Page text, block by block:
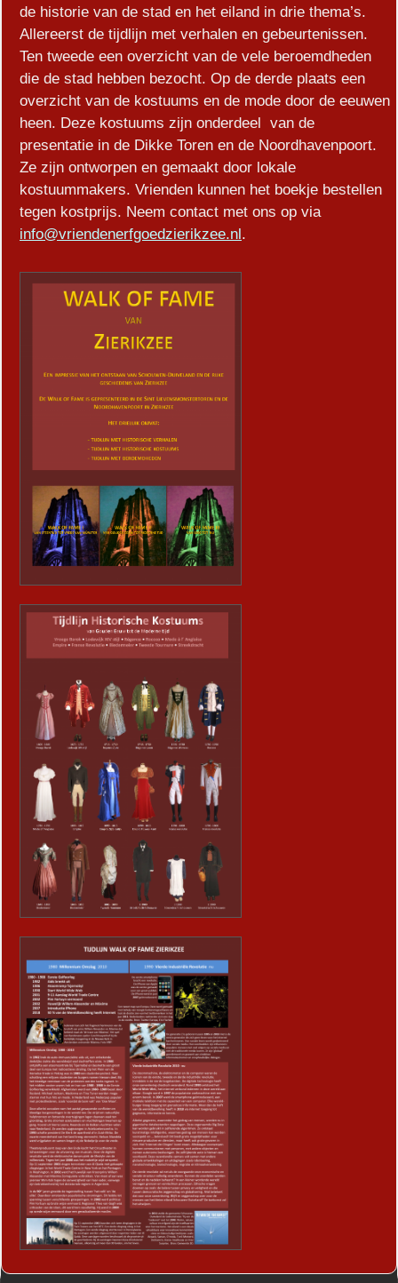
de historie van de stad en het eiland in drie thema’s.
Allereerst de tijdlijn met verhalen en gebeurtenissen.
Ten tweede een overzicht van de vele beroemdheden
die de stad hebben bezocht. Op de derde plaats een
overzicht van de kostuums en de mode door de eeuwen
heen. Deze kostuums zijn onderdeel van de
presentatie in de Dikke Toren en de Noordhavenpoort.
Ze zijn ontworpen en gemaakt door lokale
kostuummakers. Vrienden kunnen het boekje bestellen
tegen kostprijs. Neem contact met ons op via
info@vriendenerfgoedzierikzee.nl .